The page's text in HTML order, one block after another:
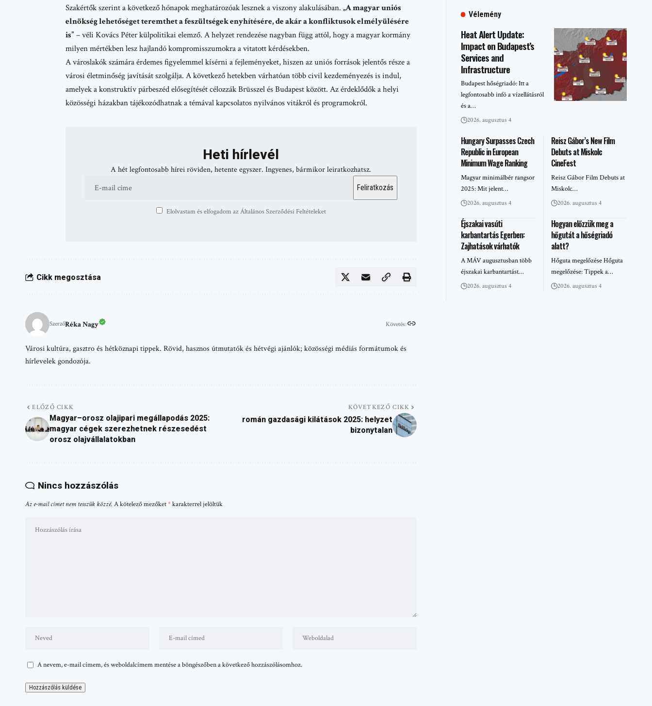
Szakértők szerint a következő hónapok meghatározóak lesznek a viszony alakulásában. „A magyar uniós
elnökség lehetőséget teremthet a feszültségek enyhítésére, de akár a konfliktusok elmélyülésére
is” – véli Kovács Péter külpolitikai elemző. A helyzet rendezése nagyban függ attól, hogy a magyar kormány
milyen mértékben lesz hajlandó kompromisszumokra a vitatott kérdésekben.
A városlakók számára érdemes figyelemmel kísérni a fejleményeket, hiszen az uniós források jelentős része a
városi életminőség javítását szolgálja. A következő hetekben várhatóan többcivil kezdeményezésis indul,
amelyek a konstruktív párbeszéd elősegítését célozzák Brüsszel és Budapest között. Az érdeklődők a helyi
közösségi házakban tájékozódhatnak a témával kapcsolatos nyilvános vitákról és programokról.
Heti hírlevél
A hét legfontosabb hírei röviden, hetente egyszer. Ingyenes, bármikor leiratkozhatsz.
Elolvastam és elfogadom az Általános Szerződési Feltételeket
Cikk megosztása
SzerzőRéka Nagy Követés:
Városi kultúra, gasztro és hétköznapi tippek. Rövid, hasznos útmutatók és hétvégi ajánlók; közösségi médiás formátumok és
hírlevelek gondozója.
ELŐZŐ CIKK
Magyar–orosz olajipari megállapodás 2025:
magyar cégek szerezhetnek részesedést
orosz olajvállalatokban
KÖVETKEZŐ CIKK
román gazdasági kilátások 2025: helyzet
bizonytalan
Nincs hozzászólás
Az e-mail címet nem tesszük közzé. A kötelező mezőket*karakterrel jelöltük
A nevem, e-mail címem, és weboldalcímem mentése a böngészőben a következő hozzászólásomhoz.
Vélemény
Heat Alert Update:
Impact on Budapest’s
Services and
Infrastructure
Budapest hőségriadó: Itt a
legfontosabb infó a vízellátásról
és a…
2026. augusztus 4
Hungary Surpasses Czech
Republic in European
Minimum Wage Ranking
Magyar minimálbér rangsor
2025: Mit jelent…
2026. augusztus 4
Reisz Gábor’s New Film
Debuts at Miskolc
CineFest
Reisz Gábor Film Debuts at
Miskolc…
2026. augusztus 4
Éjszakai vasúti
karbantartás Egerben:
Zajhatások várhatók
A MÁV augusztusban több
éjszakai karbantartást…
2026. augusztus 4
Hogyan előzzük meg a
hőgutát a hőségriadó
alatt?
Hőguta megelőzése Hőguta
megelőzése: Tippek a…
2026. augusztus 4